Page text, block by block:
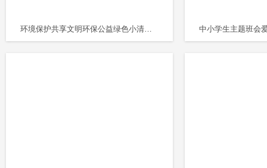
环境保护共享文明环保公益绿色小清晰手绘风主题班会PPT